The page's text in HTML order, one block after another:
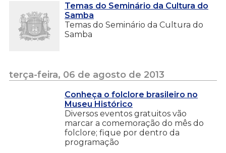
Temas do Seminário da Cultura do
Samba
Temas do Seminário da Cultura do
Samba
terça-feira, 06 de agosto de 2013
Conheça o folclore brasileiro no
Museu Histórico
Diversos eventos gratuitos vão
marcar a comemoração do mês do
folclore; fique por dentro da
programação